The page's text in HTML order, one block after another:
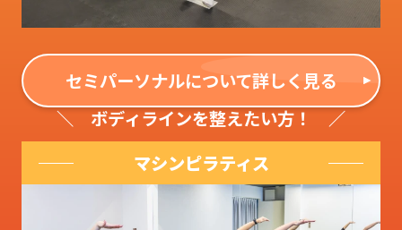
セミパーソナルについて詳しく見る
ボディラインを整えたい方！
マシンピラティス